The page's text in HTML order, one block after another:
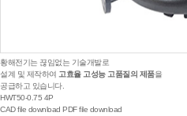
황해전기는 끊임없는 기술개발로
설계 및 제작하여 고효율 고성능 고품질의 제품을
공급하고 있습니다.
HWT50-0.75 4P
CAD file download PDF file download